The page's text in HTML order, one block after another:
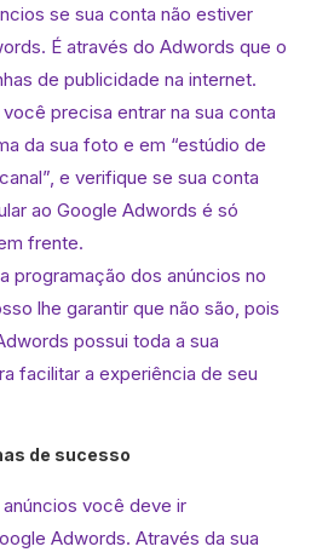
se sua conta não estiver
É através do Adwords que o
de publicidade na internet.
precisa entrar na sua conta
da sua foto e em “estúdio de
e verifique se sua conta
ao Google Adwords é só
frente.
programação dos anúncios no
lhe garantir que não são, pois
possui toda a sua
facilitar a experiência de seu
de sucesso
você deve ir
Adwords. Através da sua